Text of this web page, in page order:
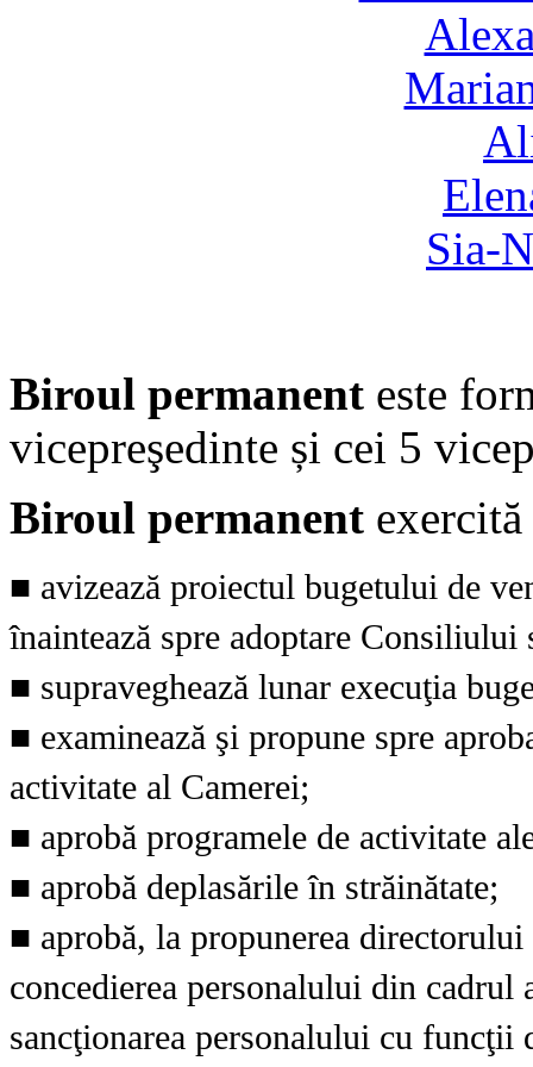
Sia-
Biroul permanent este
vicepreşedinte și cei 5
Biroul permanent
■ avizează proiectul bugetului de
înaintează spre adoptare Consiliului
■ supraveghează lunar execuţia
■ examinează şi propune spre
activitate al Camerei;
■ aprobă programele de activitate
■ aprobă deplasările în străinătate;
■ aprobă, la propunerea
concedierea personalului din
sancţionarea personalului cu